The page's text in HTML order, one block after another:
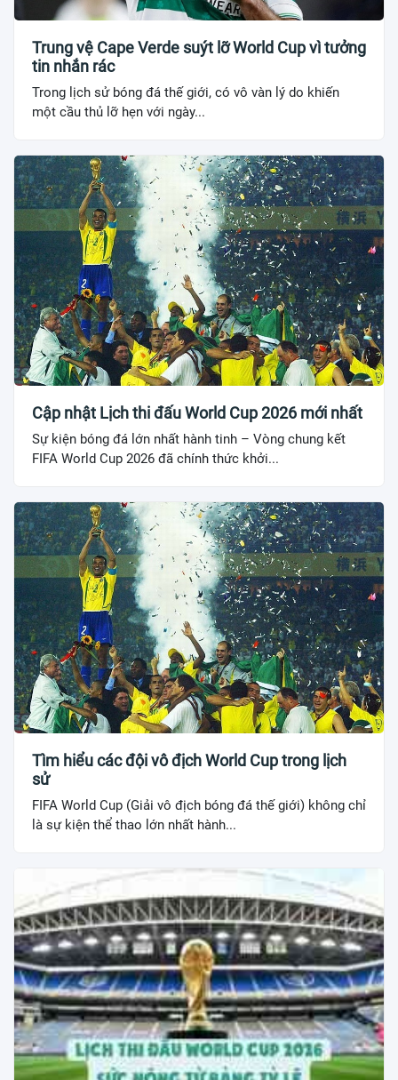
Trung vệ Cape Verde suýt lỡ World Cup vì tưởng
tin nhắn rác
Trong lịch sử bóng đá thế giới, có vô vàn lý do khiến
một cầu thủ lỡ hẹn với ngày...
Cập nhật Lịch thi đấu World Cup 2026 mới nhất
Sự kiện bóng đá lớn nhất hành tinh – Vòng chung kết
FIFA World Cup 2026 đã chính thức khởi...
Tìm hiểu các đội vô địch World Cup trong lịch
sử
FIFA World Cup (Giải vô địch bóng đá thế giới) không chỉ
là sự kiện thể thao lớn nhất hành...